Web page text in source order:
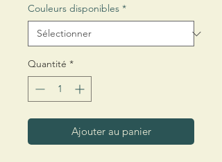
Couleurs disponibles *
Quantité *
Ajouter au panier